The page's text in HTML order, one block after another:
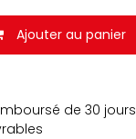
Ajouter au panier
de 30 jours